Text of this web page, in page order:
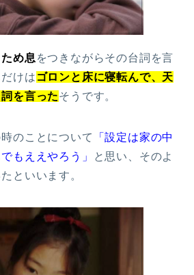
ため息 をつきながらその台詞を言
けは ゴロンと床に寝転んで、天
を言ったそうです。
のことについて
「設定は家の中
もええやろう」
と思い、そのよ
といいます。